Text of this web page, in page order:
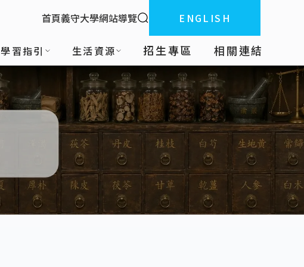
:::
首頁義守大學網站導覽 全站搜索ENGLISH
學習指引 生活資源 招生專區 相關連結